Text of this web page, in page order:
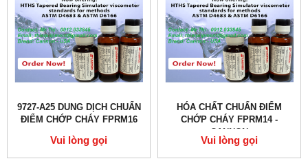
9727-A25 DUNG DỊCH CHUẨN
ĐIỂM CHỚP CHÁY FPRM16
Vui lòng gọi
HÓA CHẤT CHUẨN ĐIỂM
CHỚP CHÁY FPRM14 -
CANNON
Vui lòng gọi